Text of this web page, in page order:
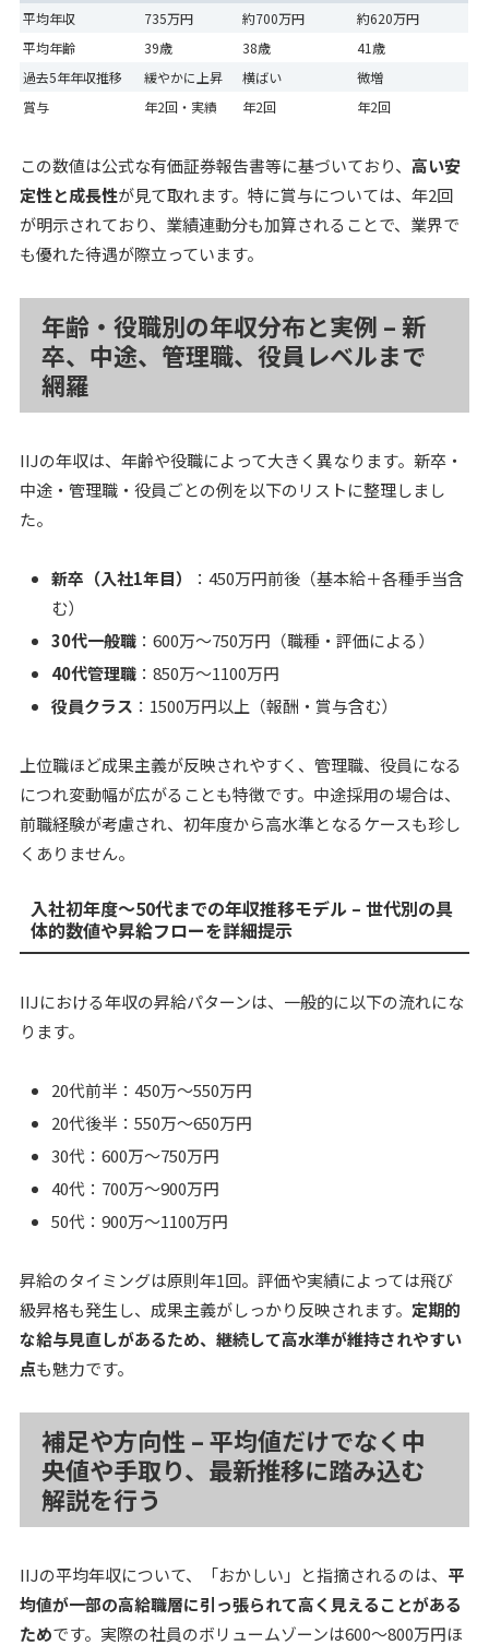
平均年収
735万円 約700万円
約620万円
平均年齢
39歳 38歳
41歳
過去5年年収推移
緩やかに上昇 横ばい
微増
賞与
年2回・実績 年2回 年2回
この数値は公式な有価証券報告書等に基づいており、 高い安
定性と成長性が見て取れます。特に賞与については、年2回
が明示されており、業績連動分も加算されることで、業界で
も優れた待遇が際立っています。
年齢・役職別の年収分布と実例 – 新
卒、中途、管理職、役員レベルまで
網羅
IIJの年収は、年齢や役職によって大きく異なります。新卒・
中途・管理職・役員ごとの例を以下のリストに整理しまし
た。
新卒（入社1年目）
：450万円前後（基本給＋各種手当含
む）
30代一般職 ：600万～750万円（職種・評価による）
40代管理職 ：850万～1100万円
役員クラス ：1500万円以上（報酬・賞与含む）
上位職ほど成果主義が反映されやすく、管理職、役員になる
につれ変動幅が広がることも特徴です。中途採用の場合は、
前職経験が考慮され、初年度から高水準となるケースも珍し
くありません。
入社初年度～50代までの年収推移モデル – 世代別の具
体的数値や昇給フローを詳細提示
IIJにおける年収の昇給パターンは、一般的に以下の流れにな
ります。
20代前半：450万～550万円
20代後半：550万～650万円
30代：600万～750万円
40代：700万～900万円
50代：900万～1100万円
昇給のタイミングは原則年1回。評価や実績によっては飛び
級昇格も発生し、成果主義がしっかり反映されます。 定期的
な給与見直しがあるため、継続して高水準が維持されやすい
点も魅力です。
補足や方向性 – 平均値だけでなく中
央値や手取り、最新推移に踏み込む
解説を行う
IIJの平均年収について、「おかしい」と指摘されるのは、 平
均値が一部の高給職層に引っ張られて高く見えることがある
ためです。実際の社員のボリュームゾーンは600〜800万円ほ